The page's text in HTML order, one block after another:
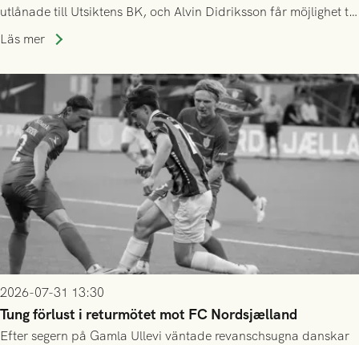
utlånade till Utsiktens BK, och Alvin Didriksson får möjlighet till
speltid i Hestrafors genom föreningssamarbete.
Läs mer
2026-07-31 13:30
Tung förlust i returmötet mot FC Nordsjælland
Efter segern på Gamla Ullevi väntade revanschsugna danskar